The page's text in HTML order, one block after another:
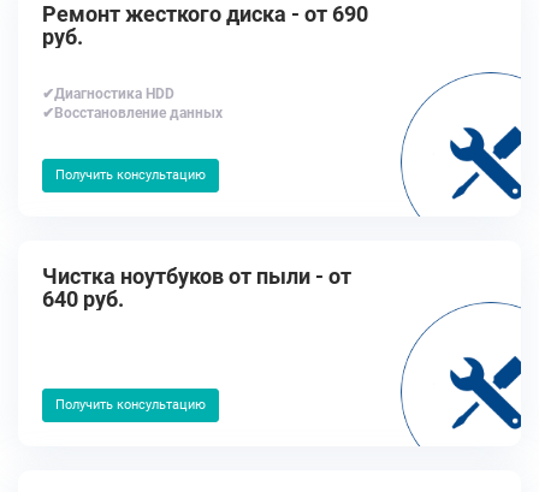
Ремонт жесткого диска - от 690
руб.
✔Диагностика HDD
✔Восстановление данных
Получить консультацию
Чистка ноутбуков от пыли - от
640 руб.
Получить консультацию